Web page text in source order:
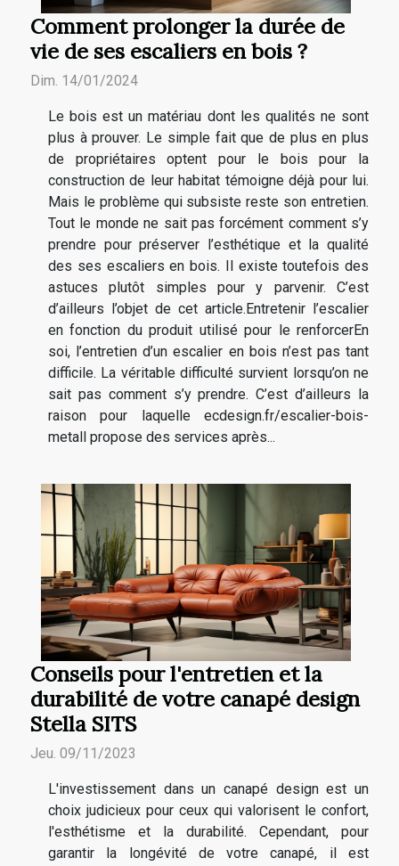
Comment prolonger la durée de
vie de ses escaliers en bois ?
Dim. 14/01/2024
Le bois est un matériau dont les qualités ne sont
plus à prouver. Le simple fait que de plus en plus
de propriétaires optent pour le bois pour la
construction de leur habitat témoigne déjà pour lui.
Mais le problème qui subsiste reste son entretien.
Tout le monde ne sait pas forcément comment s’y
prendre pour préserver l’esthétique et la qualité
des ses escaliers en bois. Il existe toutefois des
astuces plutôt simples pour y parvenir. C’est
d’ailleurs l’objet de cet article.Entretenir l’escalier
en fonction du produit utilisé pour le renforcerEn
soi, l’entretien d’un escalier en bois n’est pas tant
difficile. La véritable difficulté survient lorsqu’on ne
sait pas comment s’y prendre. C’est d’ailleurs la
raison pour laquelle ecdesign.fr/escalier-bois-
metall propose des services après...
Conseils pour l'entretien et la
durabilité de votre canapé design
Stella SITS
Jeu. 09/11/2023
L'investissement dans un canapé design est un
choix judicieux pour ceux qui valorisent le confort,
l'esthétisme et la durabilité. Cependant, pour
garantir la longévité de votre canapé, il est